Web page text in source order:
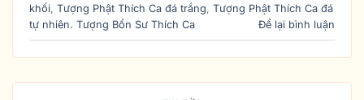
khối, Tượng Phật Thích Ca đá trắng, Tượng Phật Thích Ca đá
tự nhiên. Tượng Bổn Sư Thích Ca
Để lại bình luận